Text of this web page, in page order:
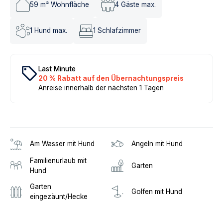
59 m² Wohnfläche 4 Gäste max.
1 Hund max. 1 Schlafzimmer
local_offer Last Minute
20 % Rabatt auf den Übernachtungspreis
Anreise innerhalb der nächsten 1 Tagen
Am Wasser mit Hund Angeln mit Hund
Familienurlaub mit
Hund
Garten
Garten
eingezäunt/Hecke
Golfen mit Hund